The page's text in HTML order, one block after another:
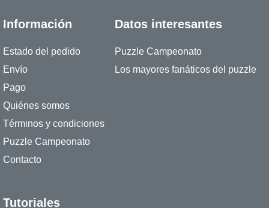
Información
Estado del pedido
Envío
Pago
Quiénes somos
Términos y condiciones
Puzzle Campeonato
Contacto
Datos interesantes
Puzzle Campeonato
Los mayores fanáticos del puzzle
Tutoriales